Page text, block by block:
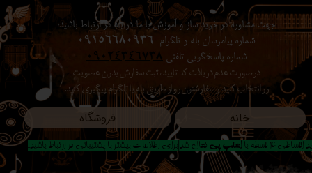
خانه فروشگاه
جهت مشاوره در خرید ساز و آموزش با ما در بله در ارتباط باشید،
شماره پیامرسان بله و تلگرام 09156680936
شماره پاسخگویی تلفنی 09024346738
در صورت عدم دریافت کد تایید ، ثبت سفارش بدون عضویت
رو انتخاب کنید ​​​​​​​ و سفارشتون رو از طریق بله یا تلگرام پیگیری کنید.
حساب کاربری من
تغییر گذر واژه
سفارشات
خروج از حساب کاربری
اقساطی 4 قسطه با اسنپ پی فعال شد|برای اطلاعات بیشتر با پشتیبانی در ارتباط باشید..